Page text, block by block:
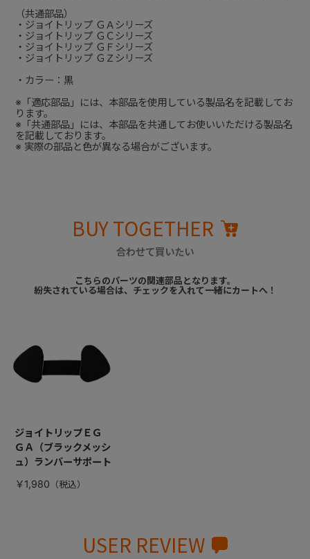
（共通部品）
・ジョイトリップ ＧＡシリーズ
・ジョイトリップ ＧＣシリーズ
・ジョイトリップ ＧＦシリーズ
・ジョイトリップ ＧＺシリーズ
・カラー：黒
※「適応部品」には、本部品を使用している製品名を記載してお
ります。
※「共通部品」には、本部品を共通してお使いいただける製品名
を記載しております。
※ 実際の部品と色が異なる場合がございます。
BUY TOGETHER
合わせて買いたい
こちらのパーツの関連部品となります。
紛失されている場合は、チェックを入れて一緒にカートへ！
ジョイトリップＥＧ
ＧＡ（ブラックメッシ
ュ）ランバーサポート
￥1,980
USER REVIEW